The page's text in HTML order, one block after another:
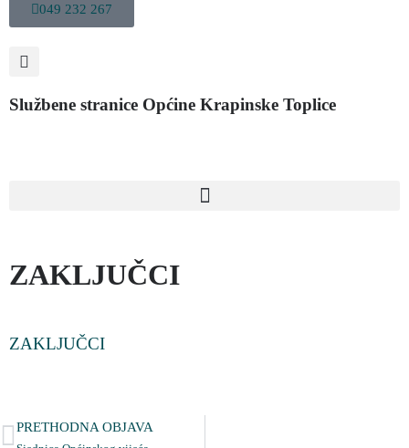
049 232 267
Službene stranice Općine Krapinske Toplice
ZAKLJUČCI
ZAKLJUČCI
PRETHODNA OBJAVA